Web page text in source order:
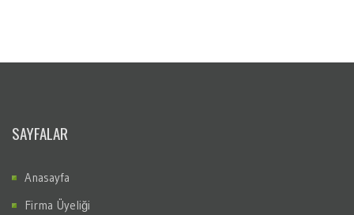
SAYFALAR
Anasayfa
Firma Üyeliği